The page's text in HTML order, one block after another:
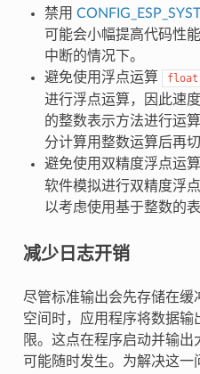
禁用
可能会小幅提高代码性
中断的情况下。
避免使用浮点运算
float
进行浮点运算，因此速
的整数表示方法进行运
分计算用整数运算后再
避免使用双精度浮点运算
软件模拟进行双精度浮
以考虑使用基于整数的
减少日志开销
尽管标准输出会先存储在缓
空间时，应用程序将数据输
限。这点在程序启动并输
可能随时发生。为解决这